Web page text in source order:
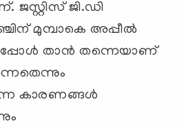
ജസ്റ്റിസ് ജി.ഡി
മുമ്പാകെ അപ്പീല്‍
താന്‍ തന്നെയാണ്
കാരണങ്ങള്‍